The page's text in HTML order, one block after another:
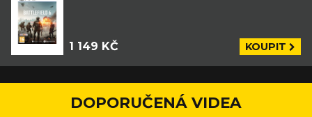
1 149 KČ KOUPIT
DOPORUČENÁ VIDEA